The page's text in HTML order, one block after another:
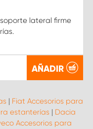
lateral firme
AÑADIR
| Fiat Accesorios para
estanterías | Dacia
Accesorios para